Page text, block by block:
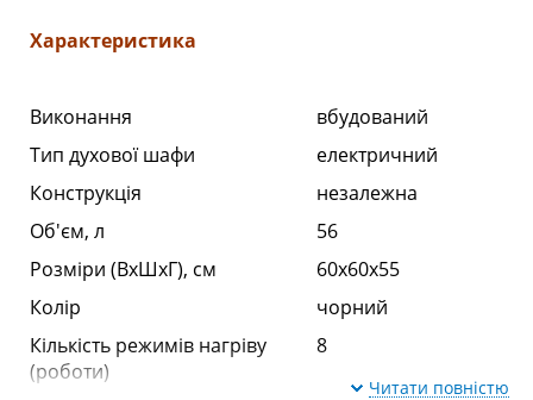
Характеристика
Виконання
вбудований
Тип духової шафи
електричний
Конструкція
незалежна
Об'єм, л
56
Розміри (ВхШхГ), см
60x60x55
Колір
чорний
Кількість режимів нагріву
(роботи)
8
Читати повністю